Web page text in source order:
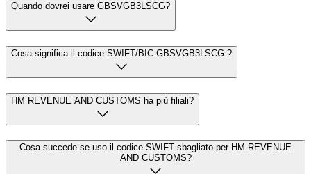
Quando dovrei usare GBSVGB3LSCG?
Cosa significa il codice SWIFT/BIC GBSVGB3LSCG ?
HM REVENUE AND CUSTOMS ha più filiali?
Cosa succede se uso il codice SWIFT sbagliato per HM REVENUE
AND CUSTOMS?